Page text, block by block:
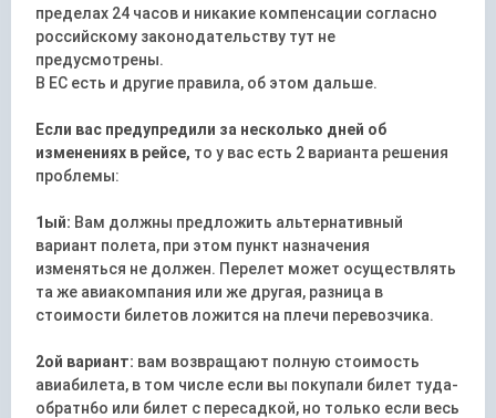
пределах 24 часов и никакие компенсации согласно
российскому законодательству тут не
предусмотрены.
В ЕС есть и другие правила, об этом дальше.
Если вас предупредили за несколько дней об
изменениях в рейсе, то у вас есть 2 варианта решения
проблемы:
1ый: Вам должны предложить альтернативный
вариант полета, при этом пункт назначения
изменяться не должен. Перелет может осуществлять
та же авиакомпания или же другая, разница в
стоимости билетов ложится на плечи перевозчика.
2ой вариант: вам возвращают полную стоимость
авиабилета, в том числе если вы покупали билет туда-
обратн6о или билет с пересадкой, но только если весь